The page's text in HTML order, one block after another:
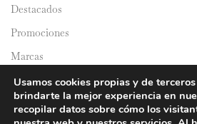
Destacados
Promociones
Marcas
Catálogos
Domicilios
Usamos cookies propias y de
brindarte la mejor experiencia en
recopilar datos sobre cómo los